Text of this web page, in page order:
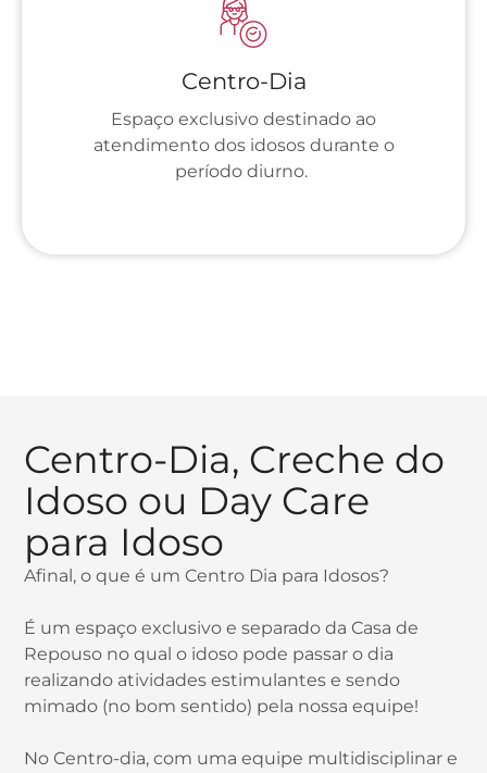
Centro-Dia
Espaço exclusivo destinado ao
atendimento dos idosos durante o
período diurno.
Centro-Dia, Creche do
Idoso ou Day Care
para Idoso
Afinal, o que é um Centro Dia para Idosos?
É um espaço exclusivo e separado da Casa de
Repouso no qual o idoso pode passar o dia
realizando atividades estimulantes e sendo
mimado (no bom sentido) pela nossa equipe!
No Centro-dia, com uma equipe multidisciplinar e